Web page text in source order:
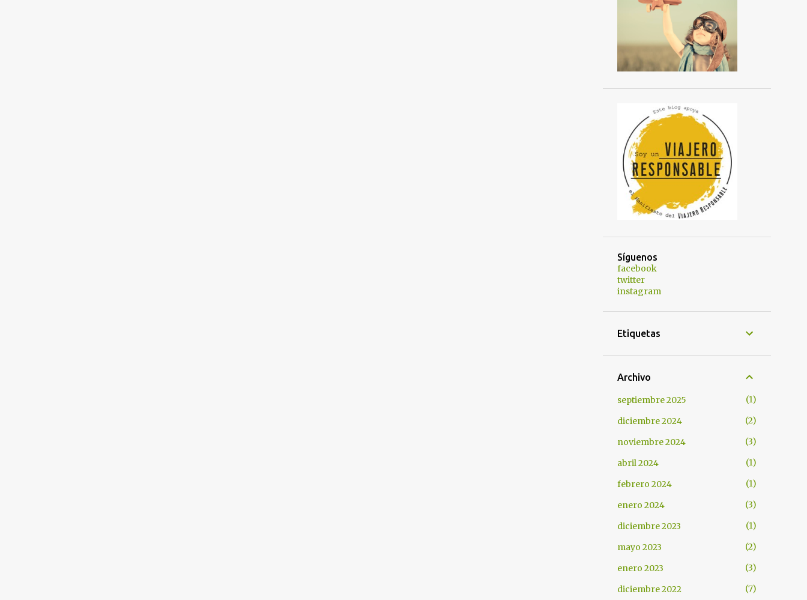
Síguenos
facebook
twitter
instagram
Etiquetas
Archivo
septiembre 2025
1
diciembre 2024
2
noviembre 2024
3
abril 2024
1
febrero 2024
1
enero 2024
3
diciembre 2023
1
mayo 2023
2
enero 2023
3
diciembre 2022
7